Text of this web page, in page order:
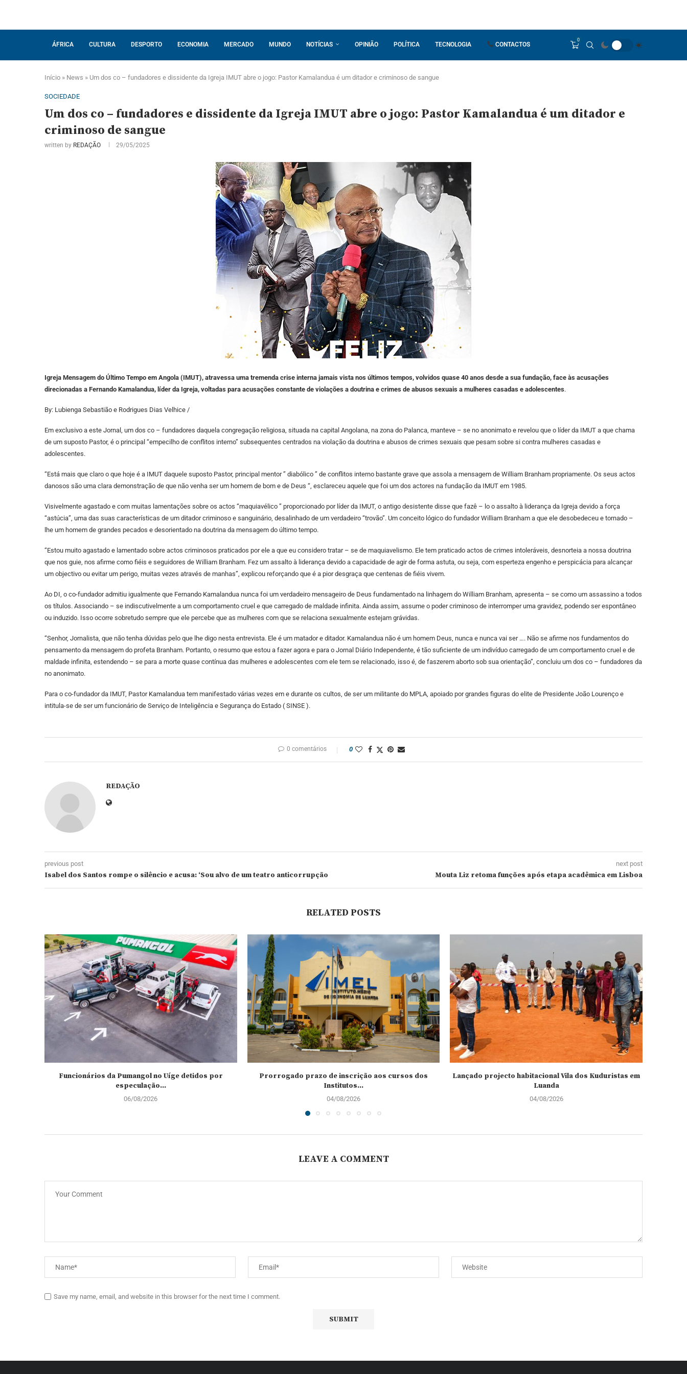
ÁFRICA CULTURA DESPORTO ECONOMIA MERCADO MUNDO NOTÍCIAS OPINIÃO POLÍTICA TECNOLOGIA CONTACTOS
0
Início » News » Um dos co – fundadores e dissidente da Igreja IMUT abre o jogo: Pastor Kamalandua é um ditador e criminoso de sangue
SOCIEDADE
Um dos co – fundadores e dissidente da Igreja IMUT abre o jogo: Pastor Kamalandua é um ditador e
criminoso de sangue
written by REDAÇÃO 29/05/2025
Igreja Mensagem do Último Tempo em Angola (IMUT), atravessa uma tremenda crise interna jamais vista nos últimos tempos, volvidos quase 40 anos desde a sua fundação, face às acusações
direcionadas a Fernando Kamalandua, líder da Igreja, voltadas para acusações constante de violações a doutrina e crimes de abusos sexuais a mulheres casadas e adolescentes.
By: Lubienga Sebastião e Rodrigues Dias Velhice /
Em exclusivo a este Jornal, um dos co – fundadores daquela congregação religiosa, situada na capital Angolana, na zona do Palanca, manteve – se no anonimato e revelou que o líder da IMUT a que chama
de um suposto Pastor, é o principal “empecilho de conflitos interno” subsequentes centrados na violação da doutrina e abusos de crimes sexuais que pesam sobre si contra mulheres casadas e
adolescentes.
“Está mais que claro o que hoje é a IMUT daquele suposto Pastor, principal mentor ” diabólico ” de conflitos interno bastante grave que assola a mensagem de William Branham propriamente. Os seus actos
danosos são uma clara demonstração de que não venha ser um homem de bom e de Deus “, esclareceu aquele que foi um dos actores na fundação da IMUT em 1985.
Visivelmente agastado e com muitas lamentações sobre os actos “maquiavélico ” proporcionado por líder da IMUT, o antigo desistente disse que fazê – lo o assalto à liderança da Igreja devido a força
“astúcia”, uma das suas características de um ditador criminoso e sanguinário, desalinhado de um verdadeiro “trovão”. Um conceito lógico do fundador William Branham a que ele desobedeceu e tornado –
lhe um homem de grandes pecados e desorientado na doutrina da mensagem do último tempo.
“Estou muito agastado e lamentado sobre actos criminosos praticados por ele a que eu considero tratar – se de maquiavelismo. Ele tem praticado actos de crimes intoleráveis, desnorteia a nossa doutrina
que nos guie, nos afirme como fiéis e seguidores de William Branham. Fez um assalto à liderança devido a capacidade de agir de forma astuta, ou seja, com esperteza engenho e perspicácia para alcançar
um objectivo ou evitar um perigo, muitas vezes através de manhas”, explicou reforçando que é a pior desgraça que centenas de fiéis vivem.
Ao DI, o co-fundador admitiu igualmente que Fernando Kamalandua nunca foi um verdadeiro mensageiro de Deus fundamentado na linhagem do William Branham, apresenta – se como um assassino a todos
os títulos. Associando – se indiscutivelmente a um comportamento cruel e que carregado de maldade infinita. Ainda assim, assume o poder criminoso de interromper uma gravidez, podendo ser espontâneo
ou induzido. Isso ocorre sobretudo sempre que ele percebe que as mulheres com que se relaciona sexualmente estejam grávidas.
“Senhor, Jornalista, que não tenha dúvidas pelo que lhe digo nesta entrevista. Ele é um matador e ditador. Kamalandua não é um homem Deus, nunca e nunca vai ser …. Não se afirme nos fundamentos do
pensamento da mensagem do profeta Branham. Portanto, o resumo que estou a fazer agora e para o Jornal Diário Independente, é tão suficiente de um indivíduo carregado de um comportamento cruel e de
maldade infinita, estendendo – se para a morte quase contínua das mulheres e adolescentes com ele tem se relacionado, isso é, de faszerem aborto sob sua orientação”, concluiu um dos co – fundadores da
no anonimato.
Para o co-fundador da IMUT, Pastor Kamalandua tem manifestado várias vezes em e durante os cultos, de ser um militante do MPLA, apoiado por grandes figuras do elite de Presidente João Lourenço e
intitula-se de ser um funcionário de Serviço de Inteligência e Segurança do Estado ( SINSE ).
0 comentários 0
REDAÇÃO
previous post
Isabel dos Santos rompe o silêncio e acusa: ‘Sou alvo de um teatro anticorrupção
next post
Mouta Liz retoma funções após etapa acadêmica em Lisboa
RELATED POSTS
Funcionários da Pumangol no Uíge detidos por
especulação...
06/08/2026
Prorrogado prazo de inscrição aos cursos dos
Institutos...
04/08/2026
Lançado projecto habitacional Vila dos Kuduristas em
Luanda
04/08/2026
LEAVE A COMMENT
Save my name, email, and website in this browser for the next time I comment.